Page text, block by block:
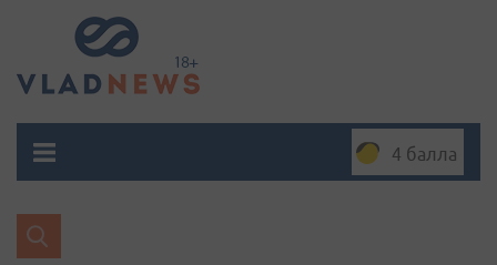
4 балла